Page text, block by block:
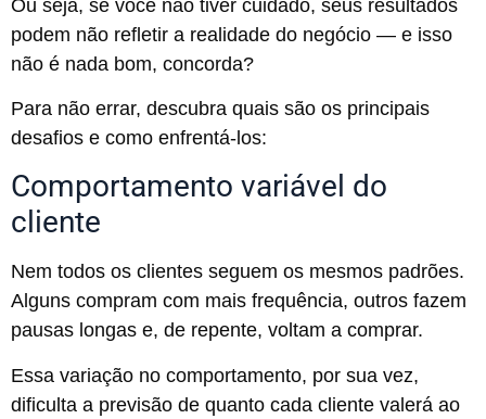
Ou seja, se você não tiver cuidado, seus resultados
podem não refletir a realidade do negócio — e isso
não é nada bom, concorda?
Para não errar, descubra quais são os principais
desafios e como enfrentá-los:
Comportamento variável do
cliente
Nem todos os clientes seguem os mesmos padrões.
Alguns compram com mais frequência, outros fazem
pausas longas e, de repente, voltam a comprar.
Essa variação no comportamento, por sua vez,
dificulta a previsão de quanto cada cliente valerá ao